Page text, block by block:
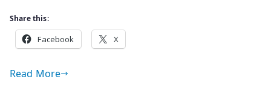
Share this:
Facebook X
Read More